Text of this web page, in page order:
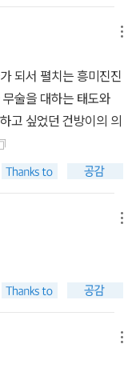
분에는 스토리킹 심사
함과 어린이가 주역이
달한다.●“권법을 좀 배
지만, 누구나 한번쯤은
수련으로 들어간다. 앞
기본 기술을 익히게
가 권법을 수련하는 과
술이 나온다. 가령 손
고, 허리에 연검을 차고
뛰어오르는 ‘도약
그 종류도 다양하다. 이
시간을 가장 간절히
이 작품에 등장하는
그 면면을 살펴본 작가
되서 펼치는 흥미진진
술을 대하는 태도와
고 싶었던 건방이의 의